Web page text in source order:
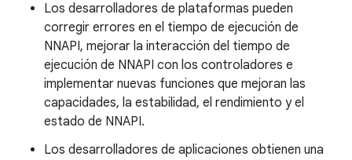
Los desarrolladores de plataformas pueden
corregir errores en el tiempo de ejecución de
NNAPI, mejorar la interacción del tiempo de
ejecución de NNAPI con los controladores e
implementar nuevas funciones que mejoran las
capacidades, la estabilidad, el rendimiento y el
estado de NNAPI.
Los desarrolladores de aplicaciones obtienen una